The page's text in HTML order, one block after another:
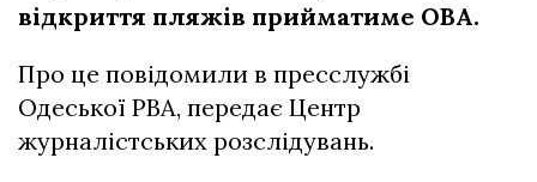
відкриття пляжів прийматиме ОВА.
Про це повідомили в пресслужбі
Одеської РВА, передає Центр
журналістських розслідувань.